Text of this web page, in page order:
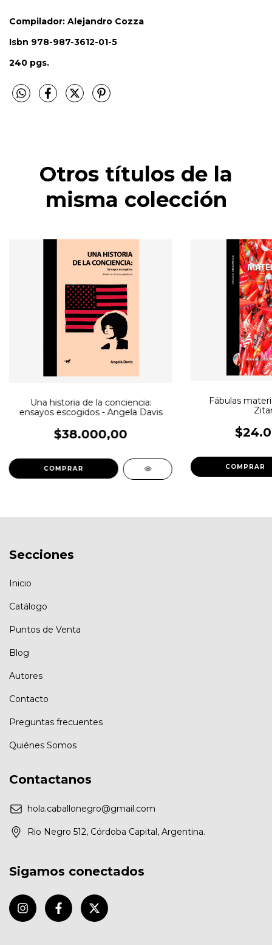
Compilador: Alejandro Cozza
Isbn 978-987-3612-01-5
240 pgs.
Otros títulos de la
misma colección
Una historia de la conciencia:
ensayos escogidos - Angela Davis
$38.000,00
Fábulas
Secciones
Inicio
Catálogo
Puntos de Venta
Blog
Autores
Contacto
Preguntas frecuentes
Quiénes Somos
Contactanos
hola.caballonegro@gmail.com
Rio Negro 512, Córdoba Capital, Argentina.
Sigamos conectados